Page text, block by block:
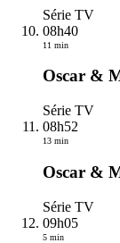
Série TV
08h40
11 min
Oscar &
Série TV
08h52
13 min
Oscar &
Série TV
09h05
5 min